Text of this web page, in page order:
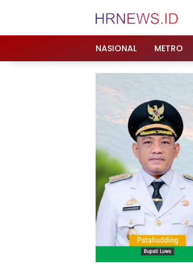
NASIONAL
METRO